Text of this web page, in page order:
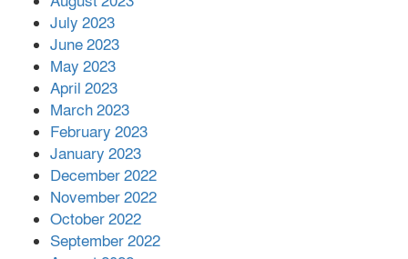
July 2023
June 2023
May 2023
April 2023
March 2023
February 2023
January 2023
December 2022
November 2022
October 2022
September 2022